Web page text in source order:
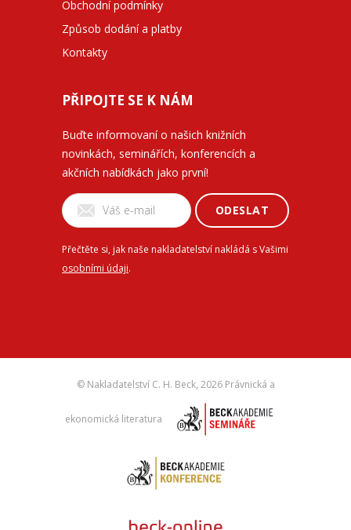
Obchodní podmínky
Způsob dodání a platby
Kontakty
PŘIPOJTE SE K NÁM
Buďte informovaní o našich knižních
novinkách, seminářích, konferencích a
akčních nabídkách jako první!
ODESLAT
Přečtěte si, jak naše nakladatelství nakládá s Vašimi
osobními údaji.
© Nakladatelství C. H. Beck, 2026 Právnická a
ekonomická literatura